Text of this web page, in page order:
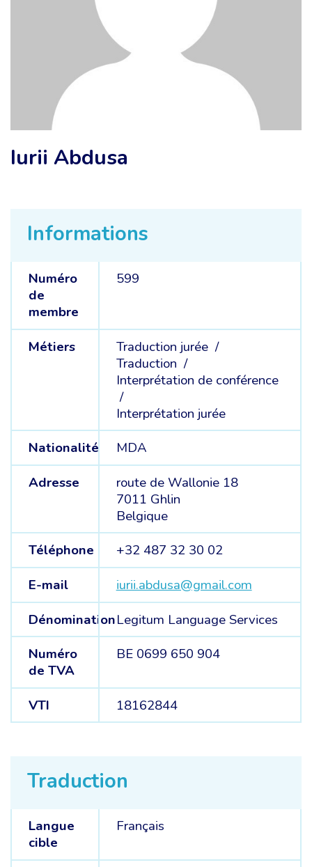
Informations
Numéro
de
membre
599
Métiers
Traduction jurée /
Traduction /
Interprétation de conférence
/
Interprétation jurée
Nationalité
MDA
Adresse
route de Wallonie 18
7011 Ghlin
Belgique
Téléphone
+32 487 32 30 02
E-mail
iurii.abdusa@gmail.com
DénominationLegitum Language Services
Numéro
de TVA
BE 0699 650 904
VTI 18162844
Traduction
Langue
cible
Français
Iurii Abdusa